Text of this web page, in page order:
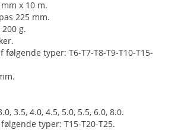
x 10 m.
225 mm.
g.
følgende typer: T6-T7-T8-T9-T10-T15-
3.5, 4.0, 4.5, 5.0, 5.5, 6.0, 8.0.
typer: T15-T20-T25.